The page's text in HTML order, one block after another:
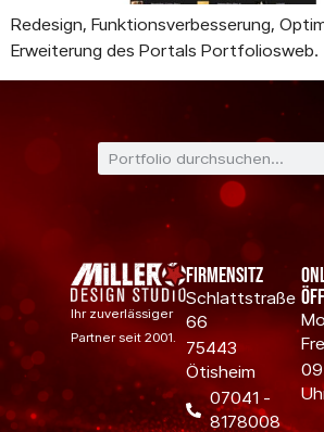
Redesign, Funktionsverbesserung,
Erweiterung des Portals Portfoliosweb.
Ihr zuverlässiger
Partner seit 2001.
Firmensitz
Schlattstraße
66
75443
Ötisheim
07041 -
8178008